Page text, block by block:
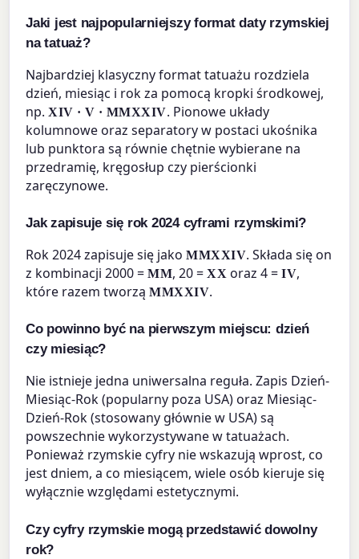
Jaki jest najpopularniejszy format daty rzymskiej
na tatuaż?
Najbardziej klasyczny format tatuażu rozdziela
dzień, miesiąc i rok za pomocą kropki środkowej,
np.XIV · V · MMXXIV. Pionowe układy
kolumnowe oraz separatory w postaci ukośnika
lub punktora są równie chętnie wybierane na
przedramię, kręgosłup czy pierścionki
zaręczynowe.
Jak zapisuje się rok 2024 cyframi rzymskimi?
Rok 2024 zapisuje się jakoMMXXIV. Składa się on
z kombinacji 2000 =MM, 20 =XX oraz 4 =IV,
które razem tworząMMXXIV.
Co powinno być na pierwszym miejscu: dzień
czy miesiąc?
Nie istnieje jedna uniwersalna reguła. Zapis Dzień-
Miesiąc-Rok (popularny poza USA) oraz Miesiąc-
Dzień-Rok (stosowany głównie w USA) są
powszechnie wykorzystywane w tatuażach.
Ponieważ rzymskie cyfry nie wskazują wprost, co
jest dniem, a co miesiącem, wiele osób kieruje się
wyłącznie względami estetycznymi.
Czy cyfry rzymskie mogą przedstawić dowolny
rok?